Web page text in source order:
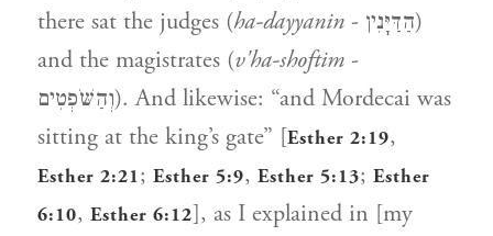
there sat the judges (ha-dayyanin - הַדַּיָּנִין)
and the magistrates (v'ha-shoftim -
וְהַשֹּׁפְטִים). And likewise: “and Mordecai was
sitting at the king’s gate” [Esther 2:19,
Esther 2:21; Esther 5:9, Esther 5:13; Esther
6:10, Esther 6:12], as I explained in [my